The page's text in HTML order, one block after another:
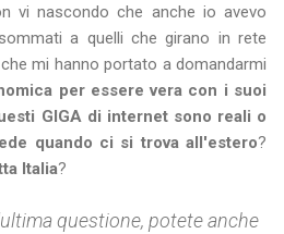
vi nascondo che anche io avevo
a quelli che girano in rete
mi hanno portato a domandarmi
per essere vera con i suoi
GIGA di internet sono reali o
quando ci si trova all'estero?
Italia?
questione, potete anche